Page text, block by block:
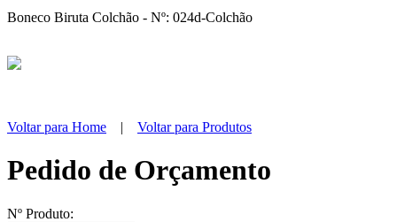
Boneco Biruta Colchão - Nº: 024d-Colchão
Voltar para Home | Voltar para Produtos
Pedido de Orçamento
Nº Produto: